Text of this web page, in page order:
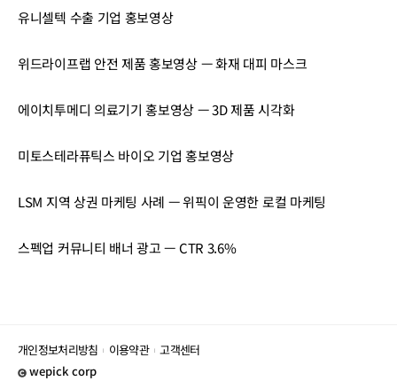
유니셀텍 수출 기업 홍보영상
위드라이프랩 안전 제품 홍보영상 — 화재 대피 마스크
에이치투메디 의료기기 홍보영상 — 3D 제품 시각화
미토스테라퓨틱스 바이오 기업 홍보영상
LSM 지역 상권 마케팅 사례 — 위픽이 운영한 로컬 마케팅
스펙업 커뮤니티 배너 광고 — CTR 3.6%
개인정보처리방침 이용약관
고객센터
wepick corp